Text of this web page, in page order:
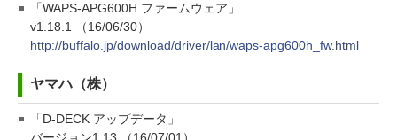
「WAPS-APG600H ファームウェア」
v1.18.1 （16/06/30）
http://buffalo.jp/download/driver/lan/waps-apg600h_fw.html
ヤマハ（株）
「D-DECK アップデータ」